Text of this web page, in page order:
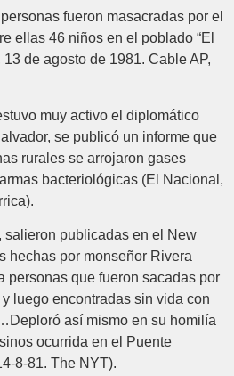
fueron masacradas por el
ellas 46 niños en el poblado “El
de agosto de 1981. Cable AP,
muy activo el diplomático
se publicó un informe que
rurales se arrojaron gases
bacteriológicas (El Nacional,
salieron publicadas en el New
hechas por monseñor Rivera
personas que fueron sacadas por
luego encontradas sin vida con
así mismo en su homilía
ocurrida en el Puente
8-81. The NYT).